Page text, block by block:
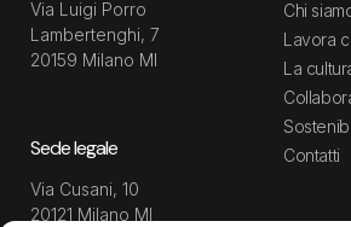
Via Luigi Porro
Lambertenghi, 7
20159 Milano MI
Sede legale
Via Cusani, 10
20121 Milano MI
Chi
Lavora
La
Contatti